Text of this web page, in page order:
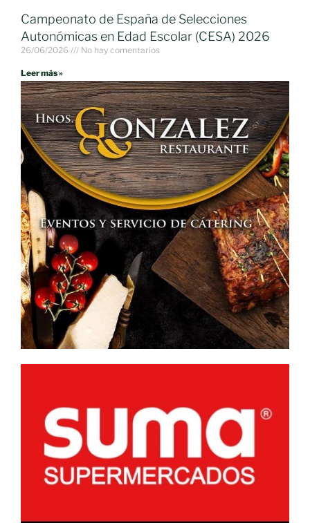
Campeonato de España de Selecciones
Autonómicas en Edad Escolar (CESA) 2026
26/06/2026 No hay comentarios
Leer más »